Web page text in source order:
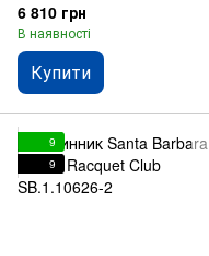
6 810 грн
В наявності
Купити
9
9